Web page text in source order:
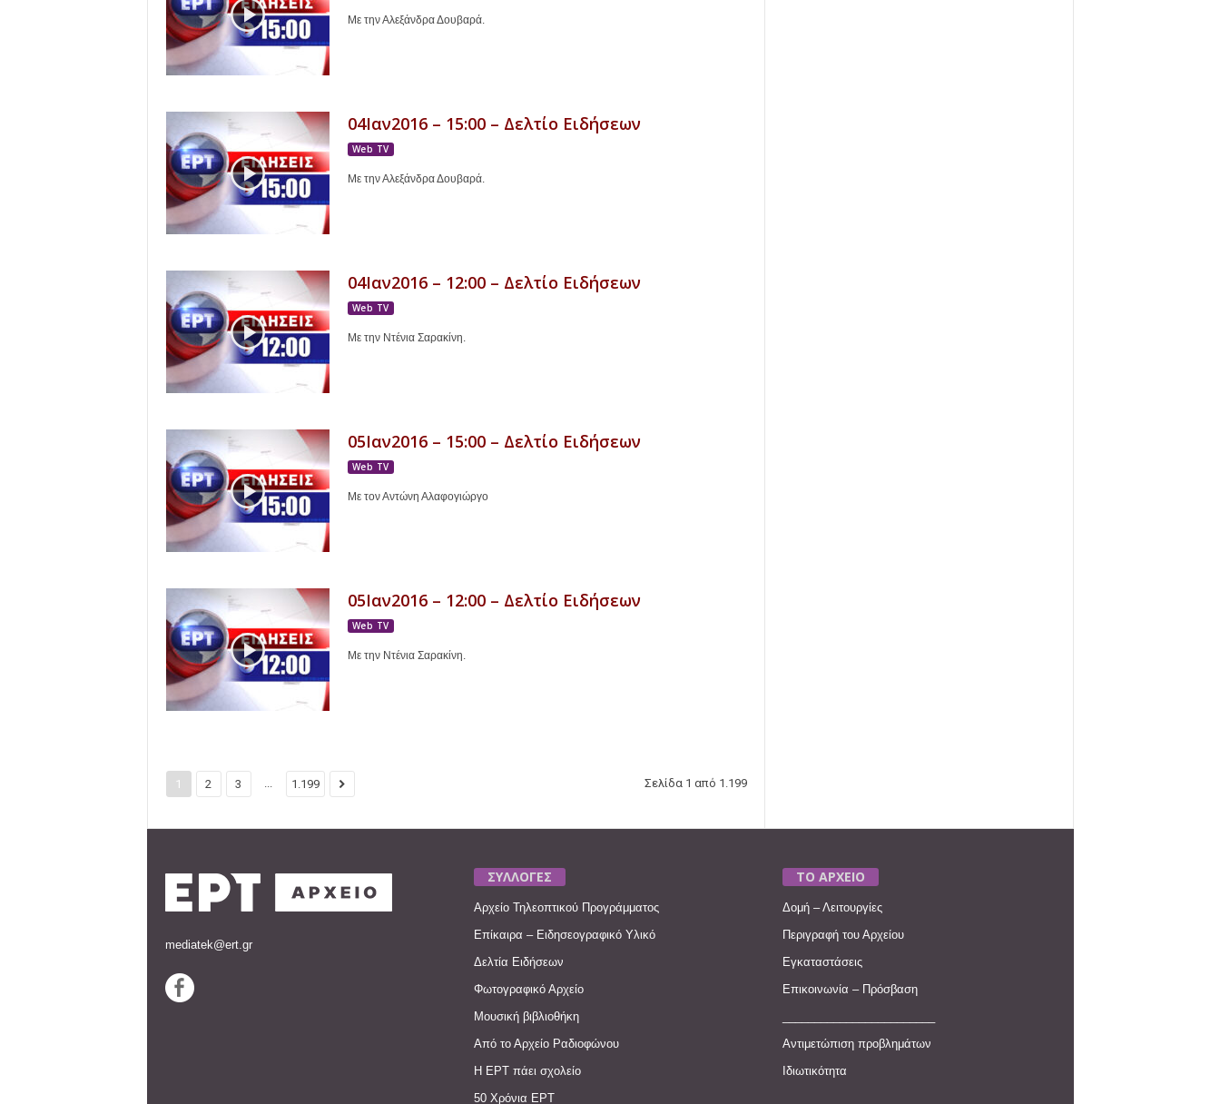
Με την Αλεξάνδρα Δουβαρά.
04Ιαν2016 – 15:00 – Δελτίο Ειδήσεων
Web TV
Με την Αλεξάνδρα Δουβαρά.
04Ιαν2016 – 12:00 – Δελτίο Ειδήσεων
Web TV
Με την Ντένια Σαρακίνη.
05Ιαν2016 – 15:00 – Δελτίο Ειδήσεων
Web TV
Με τον Αντώνη Αλαφογιώργο
05Ιαν2016 – 12:00 – Δελτίο Ειδήσεων
Web TV
Με την Ντένια Σαρακίνη.
1 2 3 ... 1.199 Σελίδα 1 από 1.199
mediatek@ert.gr
ΣΥΛΛΟΓΕΣ
Αρχείο Τηλεοπτικού Προγράμματος
Επίκαιρα – Ειδησεογραφικό Υλικό
Δελτία Ειδήσεων
Φωτογραφικό Αρχείο
Μουσική βιβλιοθήκη
Από το Αρχείο Ραδιοφώνου
Η ΕΡΤ πάει σχολείο
50 Χρόνια ΕΡΤ
ΤΟ ΑΡΧΕΙΟ
Δομή – Λειτουργίες
Περιγραφή του Αρχείου
Εγκαταστάσεις
Επικοινωνία – Πρόσβαση
Αντιμετώπιση προβλημάτων
Ιδιωτικότητα